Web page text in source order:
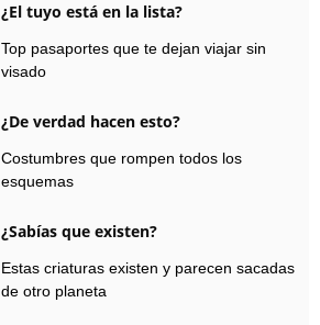
¿El tuyo está en la lista?
Top pasaportes que te dejan viajar sin
visado
¿De verdad hacen esto?
Costumbres que rompen todos los
esquemas
¿Sabías que existen?
Estas criaturas existen y parecen sacadas
de otro planeta